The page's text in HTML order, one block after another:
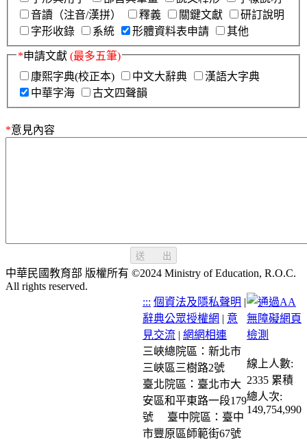
音讀（注音/漢拼）
釋義 關鍵文獻
研訂說明
字形收錄
系統 形體資料表申請 其他
*申請文獻 (最多五筆)
康熙字典(校正本)
中文大辭典
漢語大字典
中華字海
古文四聲韻
*意見內容
送 出
中華民國教育部 版權所有 ©2024 Ministry of Education, R.O.C.
All rights reserved.
::: 個資法及隱私聲明 |
辭典公眾授權網 | 意
見交流 | 網網相連
三峽總院區：新北市
三峽區三樹路2號
臺北院區：臺北市大
安區和平東路一段179
號
臺中院區：臺中
市豐原區師範街67號
線上人數:
2335 累積
總人次:
149,754,990